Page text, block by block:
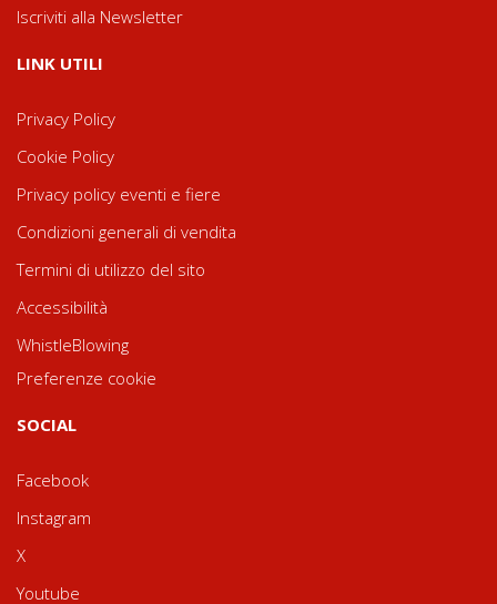
Iscriviti alla Newsletter
LINK UTILI
Privacy Policy
Cookie Policy
Privacy policy eventi e fiere
Condizioni generali di vendita
Termini di utilizzo del sito
Accessibilità
WhistleBlowing
Preferenze cookie
SOCIAL
Facebook
Instagram
X
Youtube